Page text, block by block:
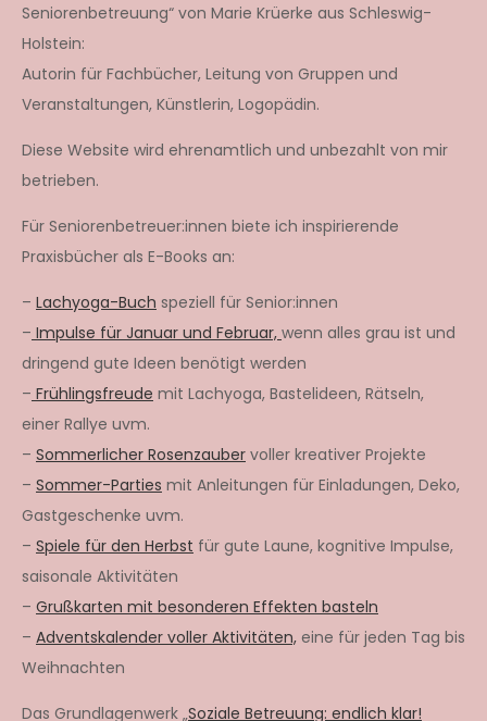
Seniorenbetreuung“ von Marie Krüerke aus Schleswig-
Holstein:
Autorin für Fachbücher, Leitung von Gruppen und
Veranstaltungen, Künstlerin, Logopädin.
Diese Website wird ehrenamtlich und unbezahlt von mir
betrieben.
Für Seniorenbetreuer:innen biete ich inspirierende
Praxisbücher als E-Books an:
– Lachyoga-Buch speziell für Senior:innen
– Impulse für Januar und Februar, wenn alles grau ist und
dringend gute Ideen benötigt werden
– Frühlingsfreude mit Lachyoga, Bastelideen, Rätseln,
einer Rallye uvm.
– Sommerlicher Rosenzauber voller kreativer Projekte
– Sommer-Parties mit Anleitungen für Einladungen, Deko,
Gastgeschenke uvm.
– Spiele für den Herbst für gute Laune, kognitive Impulse,
saisonale Aktivitäten
– Grußkarten mit besonderen Effekten basteln
– Adventskalender voller Aktivitäten, eine für jeden Tag bis
Weihnachten
Das Grundlagenwerk „Soziale Betreuung: endlich klar!